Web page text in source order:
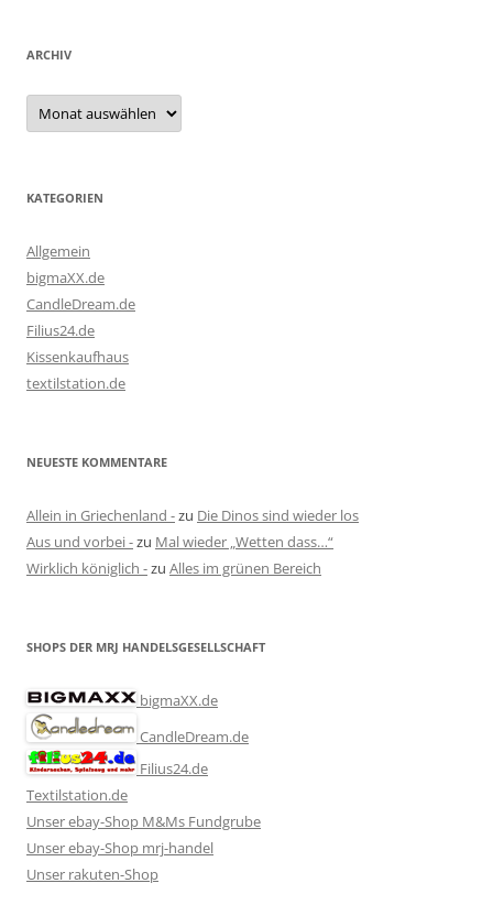
ARCHIV
Archiv
KATEGORIEN
Allgemein
bigmaXX.de
CandleDream.de
Filius24.de
Kissenkaufhaus
textilstation.de
NEUESTE KOMMENTARE
Allein in Griechenland -zu Die Dinos sind wieder los
Aus und vorbei -zu Mal wieder „Wetten dass…“
Wirklich königlich -zu Alles im grünen Bereich
SHOPS DER MRJ HANDELSGESELLSCHAFT
bigmaXX.de
CandleDream.de
Filius24.de
Textilstation.de
Unser ebay-Shop M&Ms Fundgrube
Unser ebay-Shop mrj-handel
Unser rakuten-Shop